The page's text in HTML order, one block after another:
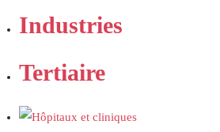
Industries
Tertiaire